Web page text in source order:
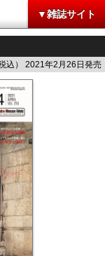
▼雑誌サイト
込） 2021年2月26日発売